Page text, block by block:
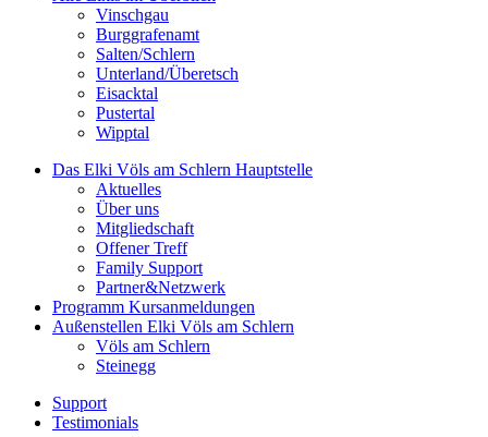
Vinschgau
Burggrafenamt
Salten/Schlern
Unterland/Überetsch
Eisacktal
Pustertal
Wipptal
Das Elki Völs am Schlern Hauptstelle
Aktuelles
Über uns
Mitgliedschaft
Offener Treff
Family Support
Partner&Netzwerk
Programm Kursanmeldungen
Außenstellen Elki Völs am Schlern
Völs am Schlern
Steinegg
Support
Testimonials